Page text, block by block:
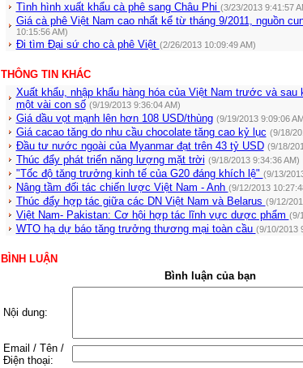
Tình hình xuất khẩu cà phê sang Châu Phi (3/23/2013 9:41:57
Giá cà phê Việt Nam cao nhất kể từ tháng 9/2011, nguồn
10:15:56 AM)
Đi tìm Đại sứ cho cà phê Việt (2/26/2013 10:09:49 AM)
THÔNG TIN KHÁC
Xuất khẩu, nhập khẩu hàng hóa của Việt Nam trước và sau
một vài con số (9/19/2013 9:36:04 AM)
Giá dầu vọt mạnh lên hơn 108 USD/thùng (9/19/2013 9:09:06
Giá cacao tăng do nhu cầu chocolate tăng cao kỷ lục (9/18/
Đầu tư nước ngoài của Myanmar đạt trên 43 tỷ USD (9/18/
Thúc đẩy phát triển năng lượng mặt trời (9/18/2013 9:34:36 AM)
"Tốc độ tăng trưởng kinh tế của G20 đáng khích lệ" (9/13/
Nâng tầm đối tác chiến lược Việt Nam - Anh (9/12/2013
Thúc đẩy hợp tác giữa các DN Việt Nam và Belarus (9/12/
Việt Nam- Pakistan: Cơ hội hợp tác lĩnh vực dược phẩm (9/
WTO hạ dự báo tăng trưởng thương mại toàn cầu (9/10/2013
BÌNH LUẬN
Bình luận của bạn
Nội dung:
Email / Tên /
Điện thoại: